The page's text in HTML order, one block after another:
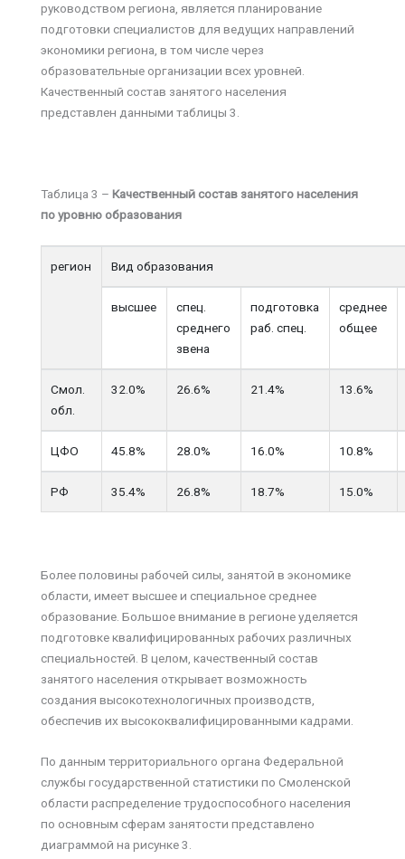
руководством региона, является планирование
подготовки специалистов для ведущих направлений
экономики региона, в том числе через
образовательные организации всех уровней.
Качественный состав занятого населения
представлен данными таблицы 3.
Таблица 3 – Качественный состав занятого населения
по уровню образования
регион Вид образования
высшее
спец.
среднего
звена
подготовка
раб. спец.
среднее
общее
Смол.
обл.
32.0% 26.6% 21.4% 13.6%
ЦФО 45.8% 28.0% 16.0% 10.8%
РФ 35.4% 26.8% 18.7% 15.0%
Более половины рабочей силы, занятой в экономике
области, имеет высшее и специальное среднее
образование. Большое внимание в регионе уделяется
подготовке квалифицированных рабочих различных
специальностей. В целом, качественный состав
занятого населения открывает возможность
создания высокотехнологичных производств,
обеспечив их высококвалифицированными кадрами.
По данным территориального органа Федеральной
службы государственной статистики по Смоленской
области распределение трудоспособного населения
по основным сферам занятости представлено
диаграммой на рисунке 3.